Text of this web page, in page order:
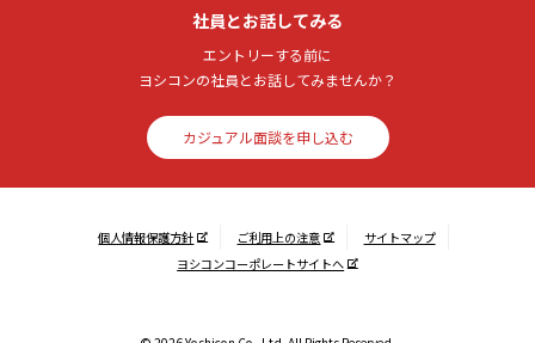
社員とお話してみる
エントリーする前に
ヨシコンの社員とお話してみませんか？
カジュアル面談を申し込む
個人情報保護方針 ご利用上の注意
サイトマップ
ヨシコンコーポレートサイトへ